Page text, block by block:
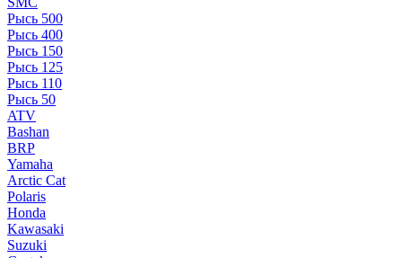
Рысь 500
Рысь 400
Рысь 150
Рысь 125
Рысь 110
Рысь 50
ATV
Bashan
BRP
Yamaha
Arctic Cat
Polaris
Honda
Kawasaki
Suzuki